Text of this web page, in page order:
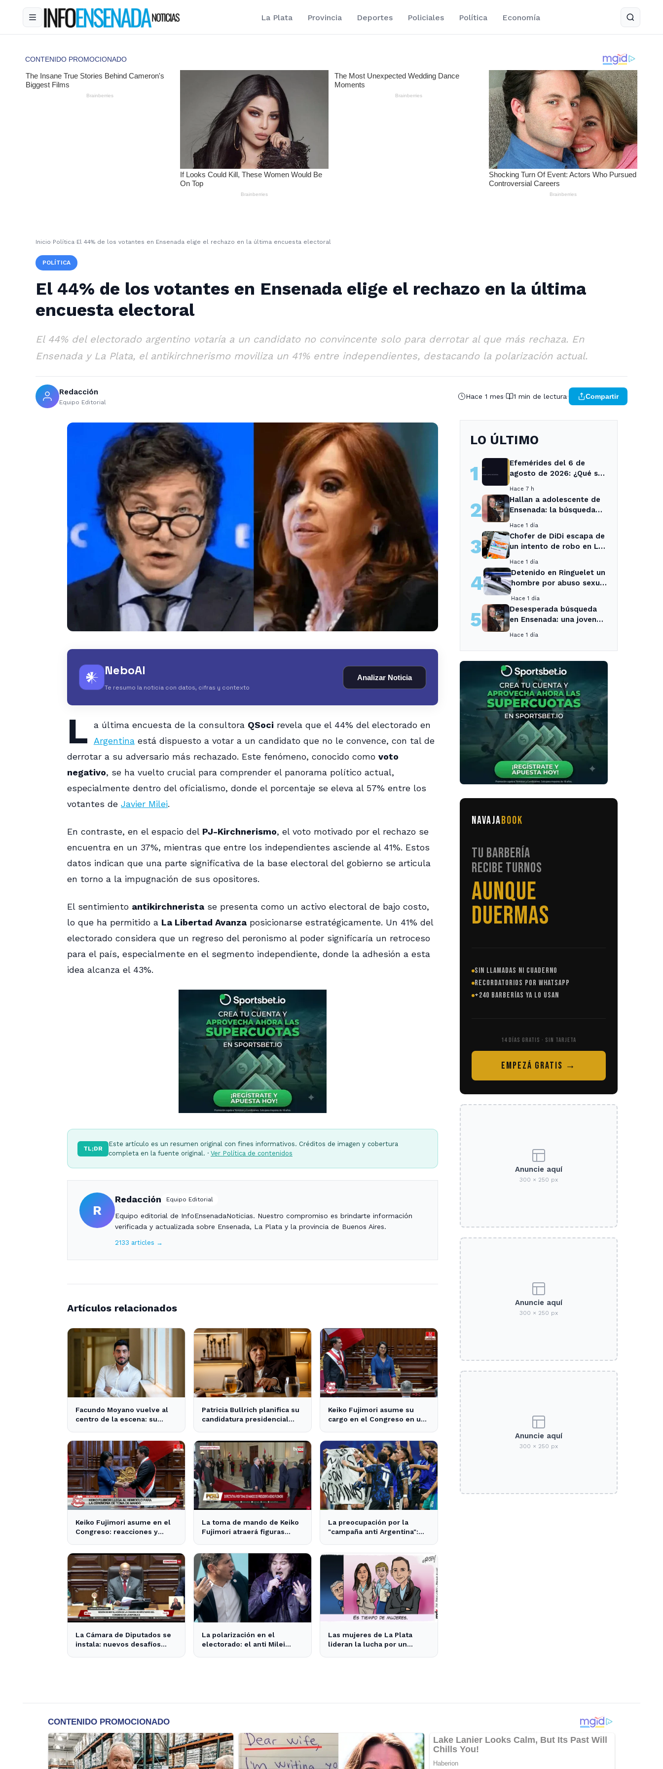
La Plata Provincia Deportes Policiales Política Economía
Inicio ›Política›El 44% de los votantes en Ensenada elige el rechazo en la última encuesta electoral
POLÍTICA
El 44% de los votantes en Ensenada elige el rechazo en la última
encuesta electoral
El 44% del electorado argentino votaría a un candidato no convincente solo para derrotar al que más rechaza. En
Ensenada y La Plata, el antikirchnerismo moviliza un 41% entre independientes, destacando la polarización actual.
Redacción
Equipo Editorial
Hace 1 mes 1 min de lectura Compartir
𒀭 NeboAI
Te resumo la noticia con datos, cifras y contexto
Analizar Noticia
L a última encuesta de la consultora QSoci revela que el 44% del electorado en
Argentinaestá dispuesto a votar a un candidato que no le convence, con tal de
derrotar a su adversario más rechazado. Este fenómeno, conocido como voto
negativo, se ha vuelto crucial para comprender el panorama político actual,
especialmente dentro del oficialismo, donde el porcentaje se eleva al 57% entre los
votantes de Javier Milei.
En contraste, en el espacio del PJ-Kirchnerismo, el voto motivado por el rechazo se
encuentra en un 37%, mientras que entre los independientes asciende al 41%. Estos
datos indican que una parte significativa de la base electoral del gobierno se articula
en torno a la impugnación de sus opositores.
El sentimiento antikirchnerista se presenta como un activo electoral de bajo costo,
lo que ha permitido a La Libertad Avanza posicionarse estratégicamente. Un 41% del
electorado considera que un regreso del peronismo al poder significaría un retroceso
para el país, especialmente en el segmento independiente, donde la adhesión a esta
idea alcanza el 43%.
TL;DR
Este artículo es un resumen original con fines informativos. Créditos de imagen y cobertura
completa en la fuente original. · Ver Política de contenidos
R
Redacción Equipo Editorial
Equipo editorial de InfoEnsenadaNoticias. Nuestro compromiso es brindarte información
verificada y actualizada sobre Ensenada, La Plata y la provincia de Buenos Aires.
2133 articles →
Artículos relacionados
Facundo Moyano vuelve al
centro de la escena: su
Patricia Bullrich planifica su
candidatura presidencial
Keiko Fujimori asume su
cargo en el Congreso en un
Keiko Fujimori asume en el
Congreso: reacciones y
La toma de mando de Keiko
Fujimori atraerá figuras
La preocupación por la
"campaña anti Argentina":
La Cámara de Diputados se
instala: nuevos desafíos
La polarización en el
electorado: el anti Milei
Las mujeres de La Plata
lideran la lucha por un
LO ÚLTIMO
1
Efemérides del 6 de
agosto de 2026: ¿Qué se
Hace 7 h
2
Hallan a adolescente de
Ensenada: la búsqueda
Hace 1 día
3
Chofer de DiDi escapa de
un intento de robo en La
arrestada
Hace 1 día
4
Detenido en Ringuelet un
hombre por abuso sexual
Hace 1 día
5
Desesperada búsqueda
en Ensenada: una joven
Hace 1 día
NAVAJABOOK
TU BARBERÍA
RECIBE TURNOS
SIN LLAMADAS
SIN LLAMADAS NI CUADERNO
RECORDATORIOS POR WHATSAPP
+240 BARBERÍAS YA LO USAN
14 DÍAS GRATIS · SIN TARJETA
EMPEZÁ GRATIS →
Anuncie aquí
300 × 250 px
Anuncie aquí
300 × 250 px
Anuncie aquí
300 × 250 px